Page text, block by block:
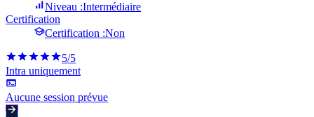
Niveau :Intermédiaire
Certification
Certification :Non
5/5
Intra uniquement
Aucune session prévue